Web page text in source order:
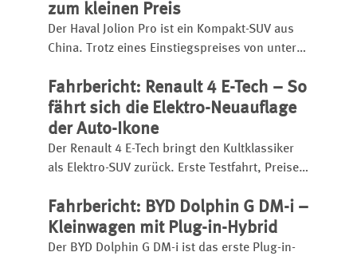
zum kleinen Preis
Der Haval Jolion Pro ist ein Kompakt-SUV aus
China. Trotz eines Einstiegspreises von unter
Ausstattung, einen kräftigen Turbobenziner
und eignet sich sogar für den
Anhängerbetrieb.
Fahrbericht: Renault 4 E-Tech – So
fährt sich die Elektro-Neuauflage
der Auto-Ikone
Der Renault 4 E-Tech bringt den Kultklassiker
als Elektro-SUV zurück. Erste Testfahrt, Preise,
Fahreindruck im Überblick.
Fahrbericht: BYD Dolphin G DM-i –
Kleinwagen mit Plug-in-Hybrid
Der BYD Dolphin G DM-i ist das erste Plug-in-